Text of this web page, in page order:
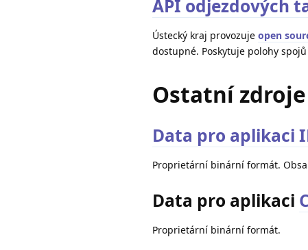
API odjezdových
Ústecký kraj provozuje open
dostupné. Poskytuje polohy
Ostatní zdroje
Data pro aplikaci
Proprietární binární formát.
Data pro aplikaci
Proprietární binární formát.